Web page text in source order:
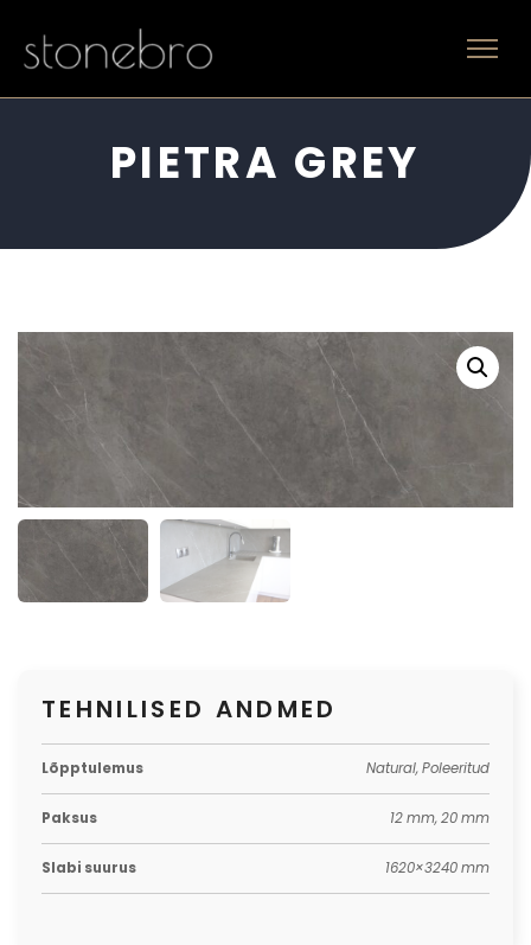
PIETRA GREY
TEHNILISED ANDMED
Lõpptulemus Natural, Poleeritud
Paksus 12 mm, 20 mm
Slabi suurus 1620×3240 mm